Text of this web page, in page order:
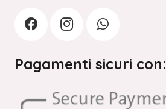
Pagamenti sicuri con: